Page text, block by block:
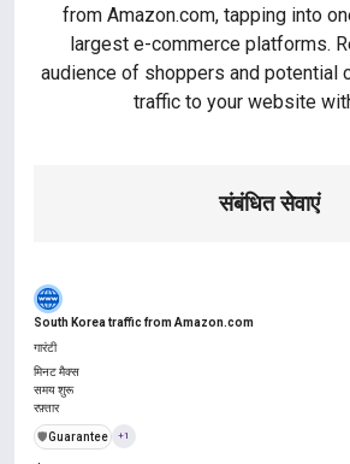
from Amazon.com, tapping into
largest e-commerce platforms.
audience of shoppers and potential
traffic to your website
संबंधित सेवाएं
South Korea traffic from Amazon.com
गारंटी
मिनट मैक्स
समय शुरू
रफ़्तार
️🛡️Guarantee +1